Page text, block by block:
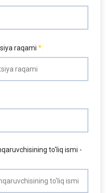
raqami
to'liq ismi -